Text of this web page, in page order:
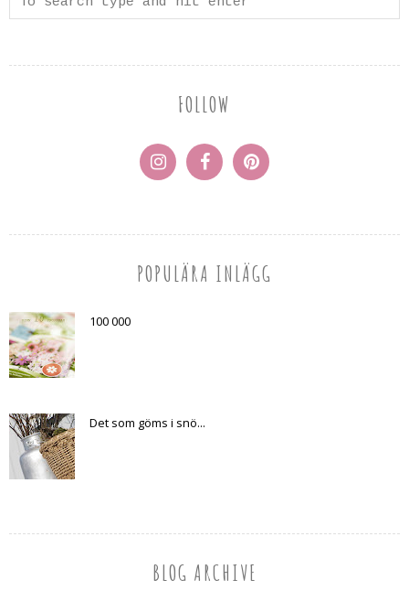
FOLLOW
POPULÄRA INLÄGG
100 000
Det som göms i snö...
BLOG ARCHIVE